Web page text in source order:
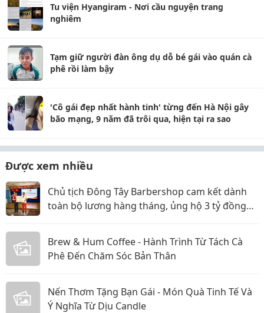
Tu viện Hyangiram - Nơi cầu nguyện trang
nghiêm
Tạm giữ người đàn ông dụ dỗ bé gái vào quán cà
phê rồi làm bậy
'Cô gái đẹp nhất hành tinh' từng đến Hà Nội gây
bão mạng, 9 năm đã trôi qua, hiện tại ra sao
Được xem nhiều
Chủ tịch Đông Tây Barbershop cam kết dành
toàn bộ lương hàng tháng, ủng hộ 3 tỷ đồng
Brew & Hum Coffee - Hành Trình Từ Tách Cà
Phê Đến Chăm Sóc Bản Thân
Nến Thơm Tặng Bạn Gái - Món Quà Tinh Tế Và
Ý Nghĩa Từ Dịu Candle